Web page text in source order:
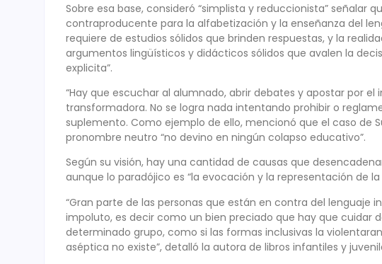
Sobre esa base, consideró “simplista y reduccionista” señalar
contraproducente para la alfabetización y la enseñanza del
requiere de estudios sólidos que brinden respuestas, y la
argumentos lingüísticos y didácticos sólidos que avalen la
explicita”.
“Hay que escuchar al alumnado, abrir debates y apostar por
transformadora. No se logra nada intentando prohibir o
suplemento. Como ejemplo de ello, mencionó que el caso de
pronombre neutro “no devino en ningún colapso educativo”.
Según su visión, hay una cantidad de causas que
aunque lo paradójico es “la evocación y la representación de
“Gran parte de las personas que están en contra del lenguaje
impoluto, es decir como un bien preciado que hay que cuidar
determinado grupo, como si las formas inclusivas la
aséptica no existe”, detalló la autora de libros infantiles y